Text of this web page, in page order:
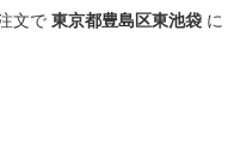
文で 東京都豊島区東池袋 に